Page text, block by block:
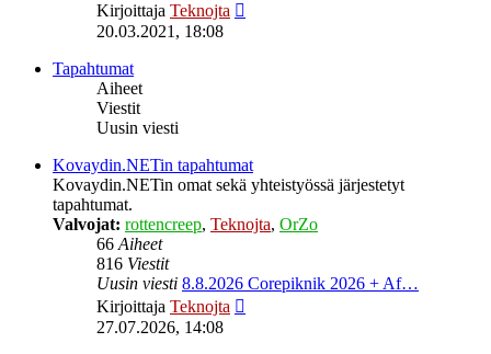
Kirjoittaja Teknojta
20.03.2021, 18:08
Tapahtumat
Aiheet
Viestit
Uusin viesti
Kovaydin.NETin tapahtumat
Kovaydin.NETin omat sekä yhteistyössä järjestetyt
tapahtumat.
Valvojat: rottencreep, Teknojta, OrZo
66Aiheet
816 Viestit
Uusin viesti 8.8.2026 Corepiknik 2026 + Af…
Kirjoittaja Teknojta
27.07.2026, 14:08